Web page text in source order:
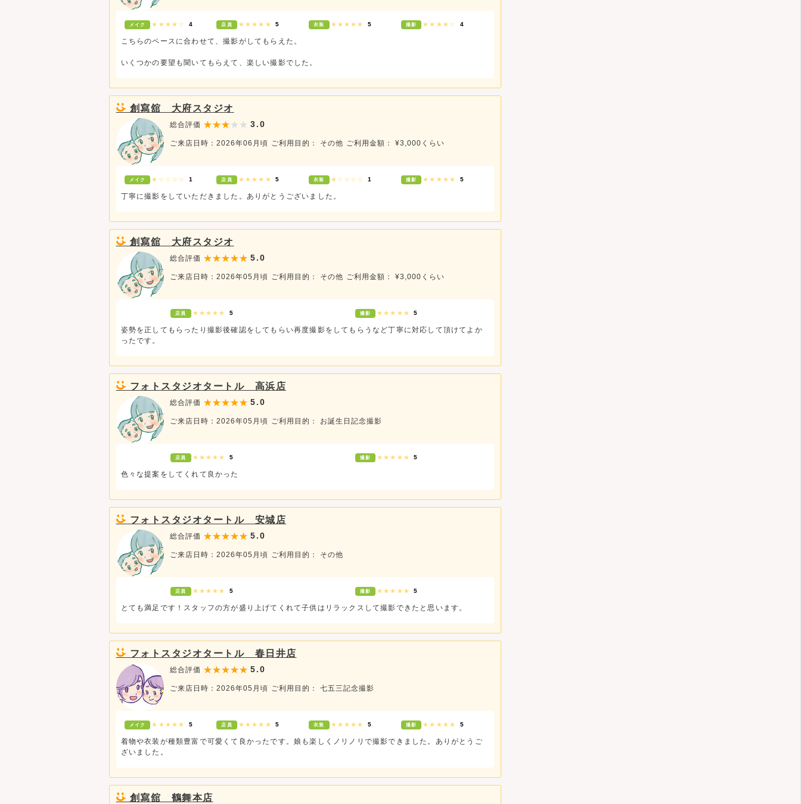
メイク ★★★★☆ 4 店員 ★★★★★ 5 衣装 ★★★★★ 5 撮影 ★★★★☆ 4
こちらのペースに合わせて、撮影がしてもらえた。
いくつかの要望も聞いてもらえて、楽しい撮影でした。
創寫舘 大府スタジオ
総合評価 3.0
ご来店日時：2026年06月頃 ご利用目的： その他 ご利用金額： ¥3,000くらい
メイク ★☆☆☆☆ 1 店員 ★★★★★ 5 衣装 ★☆☆☆☆ 1 撮影 ★★★★★ 5
丁寧に撮影をしていただきました。ありがとうございました。
創寫舘 大府スタジオ
総合評価 5.0
ご来店日時：2026年05月頃 ご利用目的： その他 ご利用金額： ¥3,000くらい
店員 ★★★★★ 5 撮影 ★★★★★ 5
姿勢を正してもらったり撮影後確認をしてもらい再度撮影をしてもらうなど丁寧に対応して頂けてよか
ったです。
フォトスタジオタートル 高浜店
総合評価 5.0
ご来店日時：2026年05月頃 ご利用目的： お誕生日記念撮影
店員 ★★★★★ 5 撮影 ★★★★★ 5
色々な提案をしてくれて良かった
フォトスタジオタートル 安城店
総合評価 5.0
ご来店日時：2026年05月頃 ご利用目的： その他
店員 ★★★★★ 5 撮影 ★★★★★ 5
とても満足です！スタッフの方が盛り上げてくれて子供はリラックスして撮影できたと思います。
フォトスタジオタートル 春日井店
総合評価 5.0
ご来店日時：2026年05月頃 ご利用目的： 七五三記念撮影
メイク ★★★★★ 5 店員 ★★★★★ 5 衣装 ★★★★★ 5 撮影 ★★★★★ 5
着物や衣装が種類豊富で可愛くて良かったです。娘も楽しくノリノリで撮影できました。ありがとうご
ざいました。
創寫舘 鶴舞本店